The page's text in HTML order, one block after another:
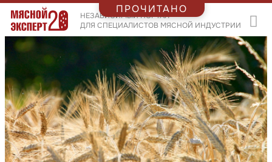
НЕЗАВИСИМЫЙ ПОРТАЛ
ДЛЯ СПЕЦИАЛИСТОВ МЯСНОЙ ИНДУСТРИИ
ПРОЧИТАНО